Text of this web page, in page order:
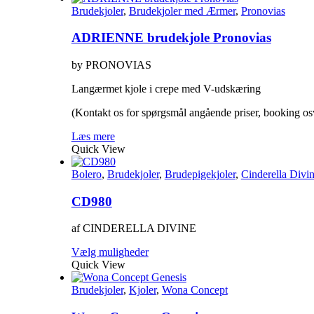
Brudekjoler, Brudekjoler med Ærmer, Pronovias
ADRIENNE brudekjole Pronovias
by PRONOVIAS
Langærmet kjole i crepe med V-udskæring
(Kontakt os for spørgsmål angående priser, booking
Læs mere
Quick View
Bolero, Brudekjoler, Brudepigekjoler, Cinderella
CD980
af CINDERELLA DIVINE
Vælg mulighederDette
har
flere
Quick View
Brudekjoler, Kjoler, Wona Concept